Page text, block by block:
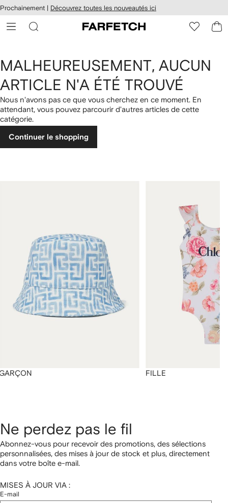
au
principal
Prochainement | Découvrez toutes les nouveautés ici
MALHEUREUSEMENT, AUCUN
ARTICLE N'A ÉTÉ TROUVÉ
Nous n'avons pas ce que vous cherchez en ce moment. En
attendant, vous pouvez parcourir d'autres articles de cette
catégorie.
Continuer le shopping
FILLE
Ne perdez pas le fil
Abonnez-vous pour recevoir des promotions, des sélections
personnalisées, des mises à jour de stock et plus, directement
dans votre boîte e-mail.
MISES À JOUR VIA :
E-mail